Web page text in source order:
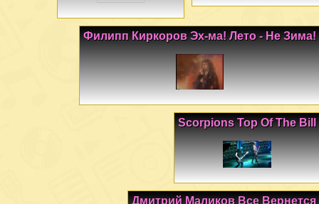
Филипп Киркоров Эх-ма! Лето - Не Зима!
Scorpions Top Of The Bill
Дмитрий Маликов Все Вернется